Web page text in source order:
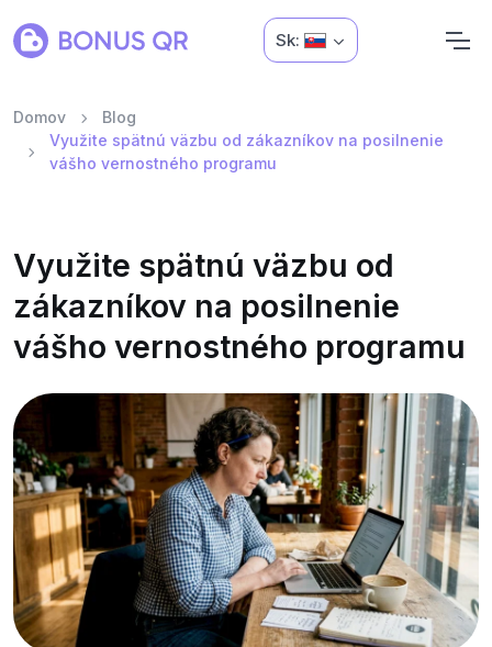
Sk:
Domov
Blog
Využite spätnú väzbu od zákazníkov na posilnenie
vášho vernostného programu
Využite spätnú väzbu od
zákazníkov na posilnenie
vášho vernostného programu